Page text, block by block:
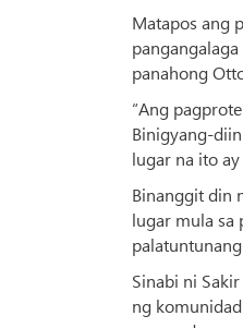
Matapos ang
panahong
“Ang
Binigyang-
lugar na ito
Binanggit din
lugar mula sa
Sinabi ni
ng